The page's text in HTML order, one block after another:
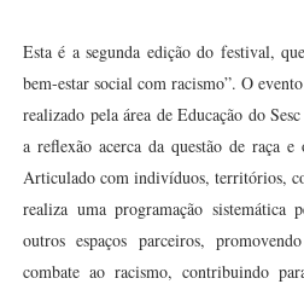
Esta é a segunda edição do festival,
bem-estar social com racismo”. O
realizado pela área de Educação do
a reflexão acerca da questão de raça
Articulado com indivíduos, territórios,
realiza uma programação sistemática
outros espaços parceiros,
combate ao racismo, contribuindo